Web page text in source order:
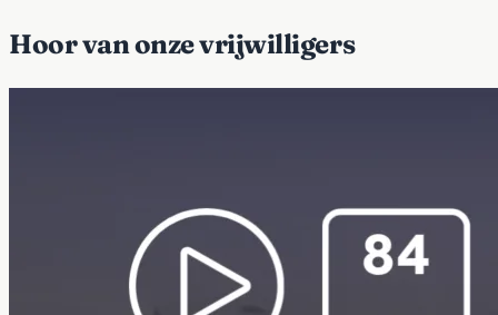
Hoor van onze vrijwilligers